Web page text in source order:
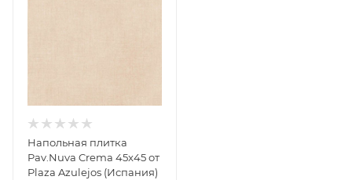
Напольная плитка
Pav.Nuva Crema 45x45 от
Plaza Azulejos (Испания)